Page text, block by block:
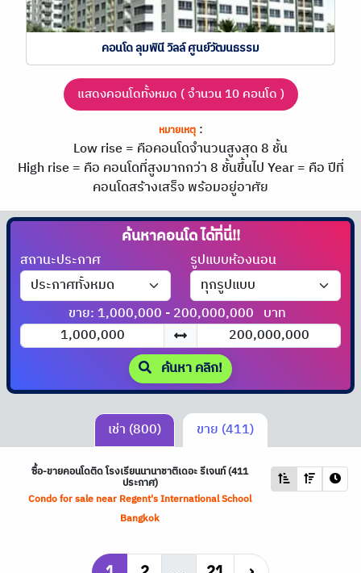
คอนโด ลุมพินี วิลล์ ศูนย์วัฒนธรรม
แสดงคอนโดทั้งหมด ( จำนวน 10 คอนโด )
หมายเหตุ:
Low rise = คือคอนโดจำนวนสูงสุด 8 ชั้น
High rise = คือ คอนโดที่สูงมากกว่า 8 ชั้นขึ้นไปYear = คือ ปีที่
คอนโดสร้างเสร็จ พร้อมอยู่อาศัย
ค้นหาคอนโด
สถานะประกาศ รูปแบบห้องนอน
ขาย: 1,000,000 - 200,000,000 บาท
ค้นหา คลิก!
เช่า (800) ขาย (411)
ซื้อ-ขายคอนโดติด โรงเรียนนานาชาติเดอะ รีเจนท์ (411
ประกาศ)
Condo for sale near Regent's International School
Bangkok